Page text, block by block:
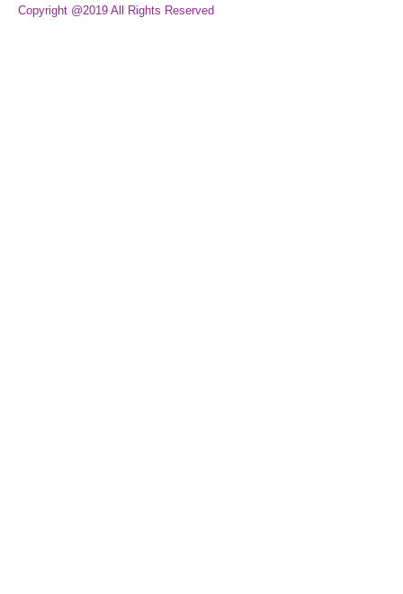
Copyright @2019 All Rights Reserved